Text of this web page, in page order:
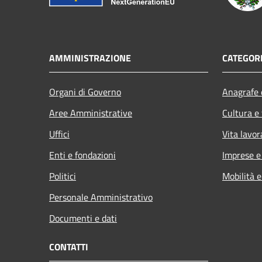
AMMINISTRAZIONE
Organi di Governo
Aree Amministrative
Uffici
Enti e fondazioni
Politici
Personale Amministrativo
Documenti e dati
Cultura
Vita
Imprese
Mobilità
CONTATTI